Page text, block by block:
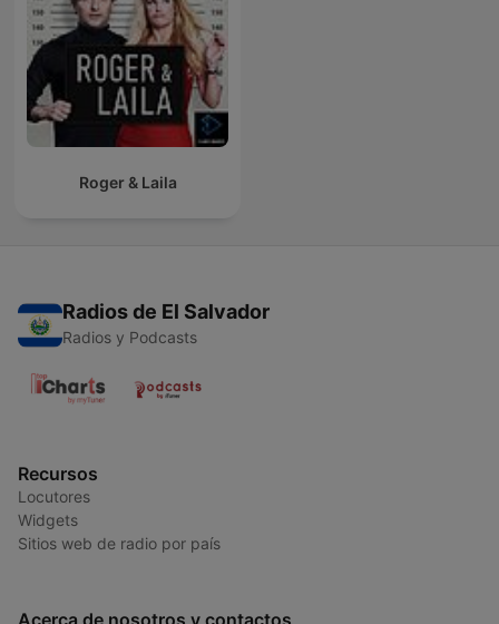
Roger & Laila
Radios de El Salvador
Radios y Podcasts
Recursos
Locutores
Widgets
Sitios web de radio por país